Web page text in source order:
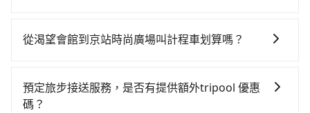
潭區) 前往最靠近的桃園高鐵站，叫一輛計程車花費約
鐘（平均20分）的高鐵從桃園站前往台北高鐵站，每人
票價160元，再用15分鐘出站、等待車站前排班的計程
花費可能不小。租車公司一般以天為單位計費，小轎車
約$4,500，油錢（每公里約3元）、eTag（每公里約1
元）、路邊停車（每小時約40元）、保險費、罰單另
從渴望會館到京站時尚廣場叫計程車划算嗎？
灣大車隊、Uber、Line Taxi、Yoxi等，如果在路邊攔不
到車，也可考慮打電話至附近的計程車隊，如龍潭婦幼
預定旅步接送服務，是否有提供額外tripool 優惠
碼？